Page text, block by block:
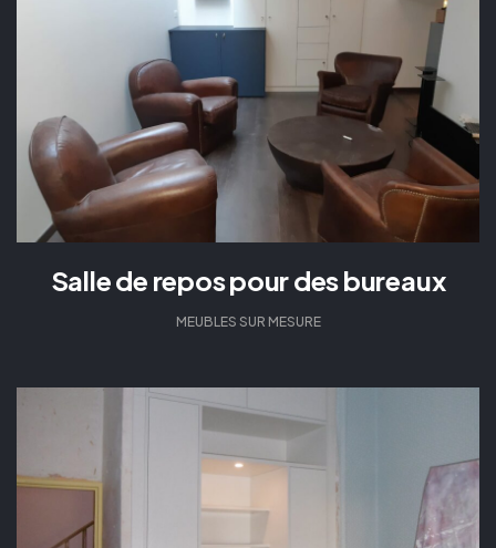
Salle de repos pour des bureaux
MEUBLES SUR MESURE